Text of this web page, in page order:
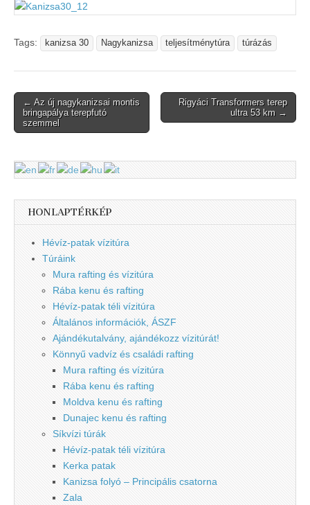
Tags: kanizsa 30 Nagykanizsa teljesítménytúra túrázás
Post
navigation
← Az új nagykanizsai montis
bringapálya terepfutó
szemmel
Rigyáci Transformers terep
ultra 53 km →
HONLAPTÉRKÉP
Hévíz-patak vízitúra
Túráink
Mura rafting és vízitúra
Rába kenu és rafting
Hévíz-patak téli vízitúra
Általános információk, ÁSZF
Ajándékutalvány, ajándékozz vízitúrát!
Könnyű vadvíz és családi rafting
Mura rafting és vízitúra
Rába kenu és rafting
Moldva kenu és rafting
Dunajec kenu és rafting
Síkvízi túrák
Hévíz-patak téli vízitúra
Kerka patak
Kanizsa folyó – Principális csatorna
Zala